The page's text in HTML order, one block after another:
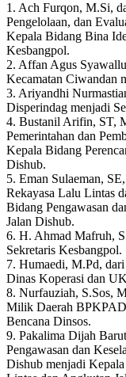
1. Ach Furqon, M.Si,
Pengelolaan, dan
Kepala Bidang Bina
Kesbangpol.
2. Affan Agus
Kecamatan Ciwandan
3. Ariyandhi
Disperindag menjadi
4. Bustanil Arifin, ST,
Pemerintahan dan
Kepala Bidang
Dishub.
5. Eman Sulaeman,
Rekayasa Lalu Lintas
Bidang Pengawasan
Jalan Dishub.
6. H. Ahmad Mafruh,
Sekretaris Kesbangpol.
7. Humaedi, M.Pd,
Dinas Koperasi dan
8. Nurfauziah, S.Sos,
Milik Daerah BPKPAD
Bencana Dinsos.
9. Pakalima Dijah
Pengawasan dan
Dishub menjadi